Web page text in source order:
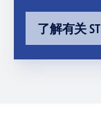
了解有关